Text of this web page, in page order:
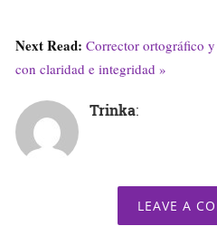
Next Read: Corrector ortográfico
con claridad e integridad »
Trinka:
LEAVE A